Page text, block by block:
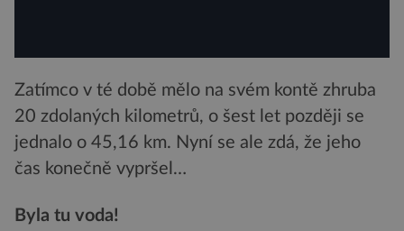
Zatímco v té době mělo na svém kontě zhruba
20 zdolaných kilometrů, o šest let později se
jednalo o 45,16 km. Nyní se ale zdá, že jeho
čas konečně vypršel…
Byla tu voda!